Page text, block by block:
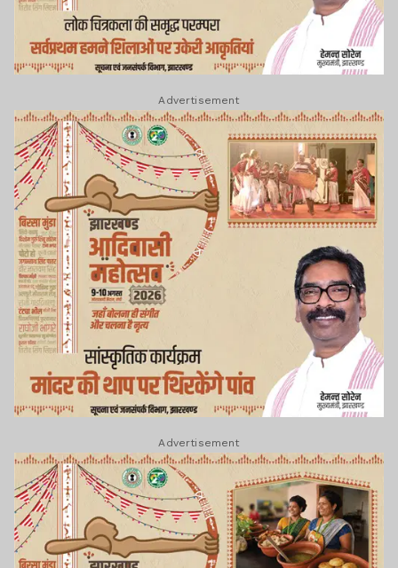
Advertisement
Advertisement